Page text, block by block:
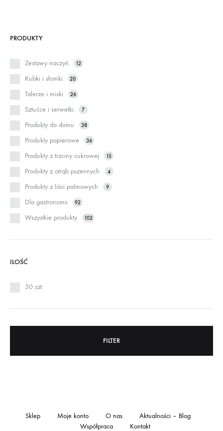
PRODUKTY
Zestawy naczyń 12
Kubki i słomki 20
Talerze i miski 26
Sztućce i serwetki 7
Produkty do domu 38
Produkty papierowe 36
Produkty z trzciny cukrowej 15
Produkty z otrąb pszennych 4
Produkty z liści palmowych 9
Dla gastronomii 92
Wszystkie produkty 102
ILOŚĆ
50 szt
FILTER
Sklep Moje konto O nas
Aktualności – Blog
Współpraca
Kontakt